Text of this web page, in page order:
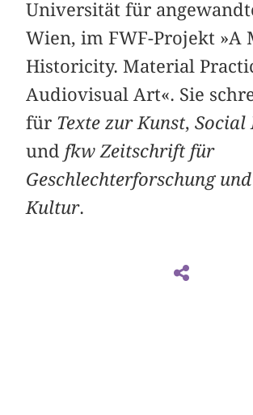
Universität für
Wien, im FWF-Projekt »A
Historicity. Material
Audiovisual Art«. Sie
für Texte zur Kunst,Social
und fkw Zeitschrift für
Geschlechterforschung
Kultur.